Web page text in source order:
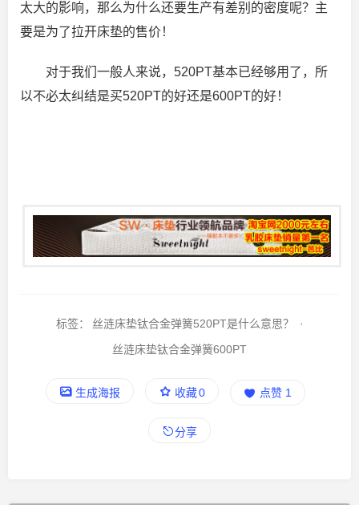
太大的影响，那么为什么还要生产有差别的密度呢？主
要是为了拉开床垫的售价！
对于我们一般人来说，520PT基本已经够用了，所
以不必太纠结是买520PT的好还是600PT的好！
标签： 丝涟床垫钛合金弹簧520PT是什么意思？
·
丝涟床垫钛合金弹簧600PT
生成海报 收藏0 点赞 1
分享